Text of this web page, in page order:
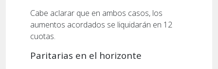
Cabe aclarar que en ambos casos, los
aumentos acordados se liquidarán en 12
cuotas.
Paritarias en el horizonte